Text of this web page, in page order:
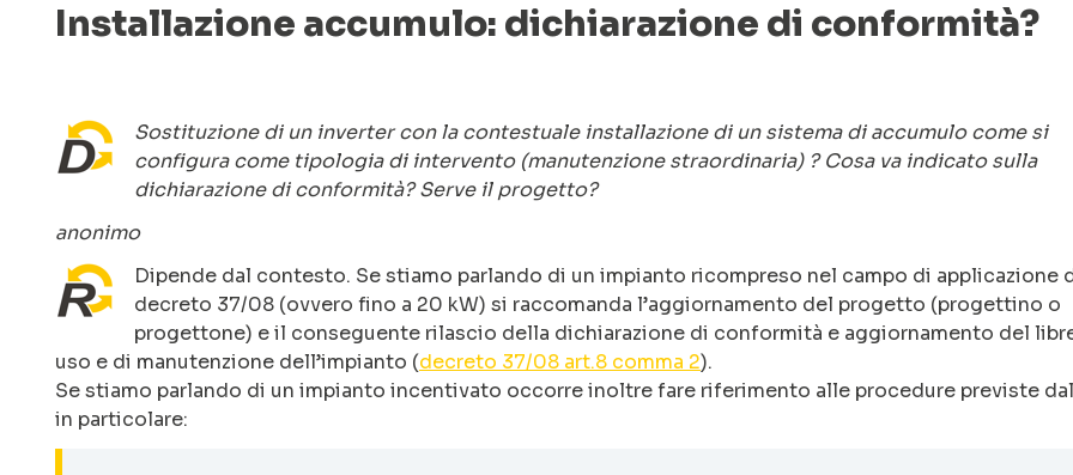
Installazione accumulo: dichiarazione di conformità?
Sostituzione di un inverter con la contestuale installazione di un sistema di accumulo come si
configura come tipologia di intervento (manutenzione straordinaria) ? Cosa va indicato sulla
dichiarazione di conformità? Serve il progetto?
anonimo
Dipende dal contesto. Se stiamo parlando di un impianto ricompreso nel campo di applicazione
decreto 37/08 (ovvero fino a 20 kW) si raccomanda l’aggiornamento del progetto (progettino o
progettone) e il conseguente rilascio della dichiarazione di conformità e aggiornamento del
uso e di manutenzione dell’impianto (decreto 37/08 art.8 comma 2).
Se stiamo parlando di un impianto incentivato occorre inoltre fare riferimento alle procedure previste dal
in particolare: